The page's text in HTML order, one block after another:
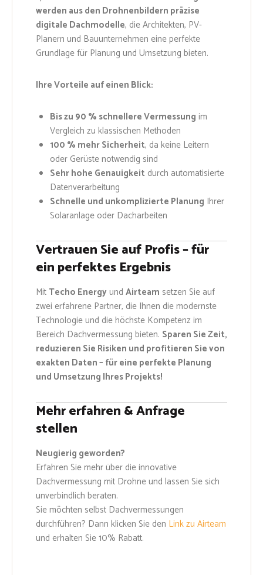
werden aus den Drohnenbildern präzise
digitale Dachmodelle, die Architekten, PV-
Planern und Bauunternehmen eine perfekte
Grundlage für Planung und Umsetzung bieten.
Ihre Vorteile auf einen Blick:
Bis zu 90 % schnellere Vermessung im
Vergleich zu klassischen Methoden
100 % mehr Sicherheit, da keine Leitern
oder Gerüste notwendig sind
Sehr hohe Genauigkeit durch automatisierte
Datenverarbeitung
Schnelle und unkomplizierte Planung Ihrer
Solaranlage oder Dacharbeiten
Vertrauen Sie auf Profis – für
ein perfektes Ergebnis
Mit Techo Energyund Airteam setzen Sie auf
zwei erfahrene Partner, die Ihnen die modernste
Technologie und die höchste Kompetenz im
Bereich Dachvermessung bieten. Sparen Sie Zeit,
reduzieren Sie Risiken und profitieren Sie von
exakten Daten – für eine perfekte Planung
und Umsetzung Ihres Projekts!
Mehr erfahren & Anfrage
stellen
Neugierig geworden?
Erfahren Sie mehr über die innovative
Dachvermessung mit Drohne und lassen Sie sich
unverbindlich beraten.
Sie möchten selbst Dachvermessungen
durchführen? Dann klicken Sie den Link zu Airteam
und erhalten Sie 10% Rabatt.